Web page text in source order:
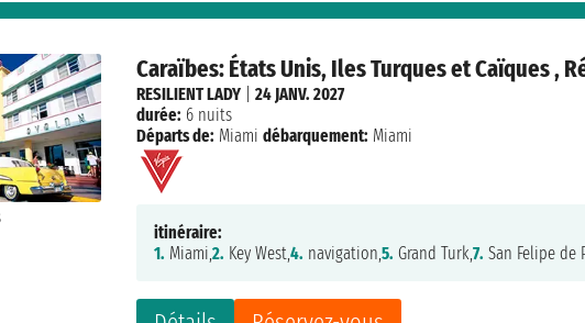
Caraïbes: États Unis, Iles Turques et Caïques ,
RESILIENT LADY |24 JANV. 2027
durée: 6 nuits
Départs de: Miami débarquement: Miami
itinéraire:
1. Miami,2. Key West,4. navigation,5. Grand Turk,7. San Felipe de